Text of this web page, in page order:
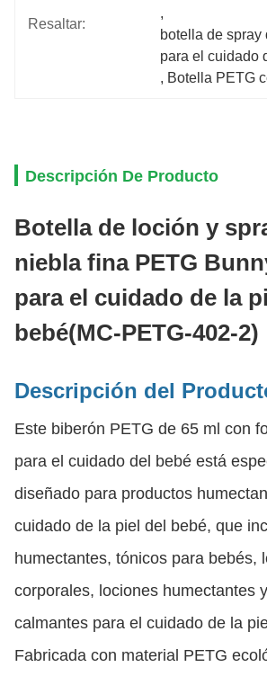
Resaltar:
,
botella de spray
para el cuidado
, Botella PETG
Descripción De Producto
Botella de loción y
niebla fina PETG
para el cuidado de la
bebé(MC-PETG-402-2)
Descripción del
Este biberón PETG de 65 ml con
para el cuidado del bebé está
diseñado para productos
cuidado de la piel del bebé, que
humectantes, tónicos para bebés,
corporales, lociones humectantes
calmantes para el cuidado de la
Fabricada con material PETG